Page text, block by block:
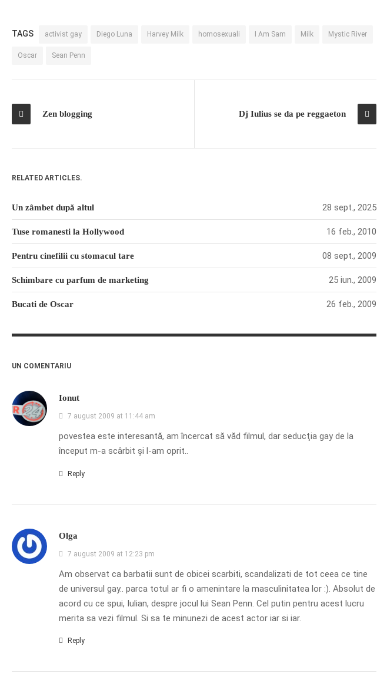
TAGS activist gay Diego Luna Harvey Milk homosexuali I Am Sam Milk Mystic River
Oscar Sean Penn
Zen blogging Dj Iulius se da pe reggaeton
RELATED ARTICLES.
Un zâmbet după altul 28 sept., 2025
Tuse romanesti la Hollywood 16 feb., 2010
Pentru cinefilii cu stomacul tare 08 sept., 2009
Schimbare cu parfum de marketing 25 iun., 2009
Bucati de Oscar 26 feb., 2009
UN COMENTARIU
Ionut
7 august 2009 at 11:44 am
povestea este interesantă, am încercat să văd filmul, dar seducţia gay de la
început m-a scârbit şi l-am oprit..
Reply
Olga
7 august 2009 at 12:23 pm
Am observat ca barbatii sunt de obicei scarbiti, scandalizati de tot ceea ce tine
de universul gay.. parca totul ar fi o amenintare la masculinitatea lor :). Absolut de
acord cu ce spui, Iulian, despre jocul lui Sean Penn. Cel putin pentru acest lucru
merita sa vezi filmul. Si sa te minunezi de acest actor iar si iar.
Reply